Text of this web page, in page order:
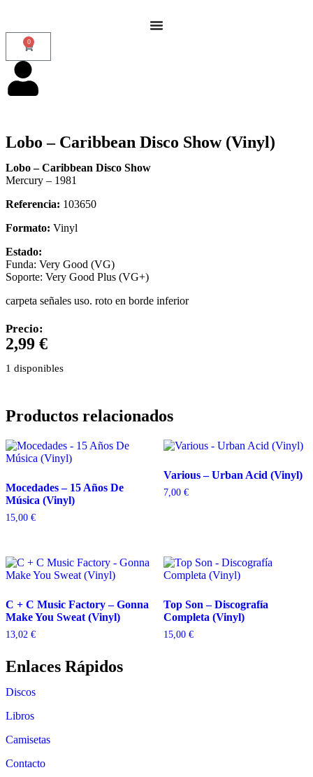
0
Lobo – Caribbean Disco Show (Vinyl)
Lobo – Caribbean Disco Show
Mercury – 1981
Referencia: 103650
Formato: Vinyl
Estado:
Funda: Very Good (VG)
Soporte: Very Good Plus (VG+)
carpeta señales uso. roto en borde inferior
Precio:
2,99 €
1 disponibles
Productos relacionados
Mocedades – 15 Años De
Música (Vinyl)
15,00 €
Various – Urban Acid (Vinyl)
7,00 €
C + C Music Factory – Gonna
Make You Sweat (Vinyl)
13,02 €
Top Son – Discografía
Completa (Vinyl)
15,00 €
Enlaces Rápidos
Discos
Libros
Camisetas
Contacto